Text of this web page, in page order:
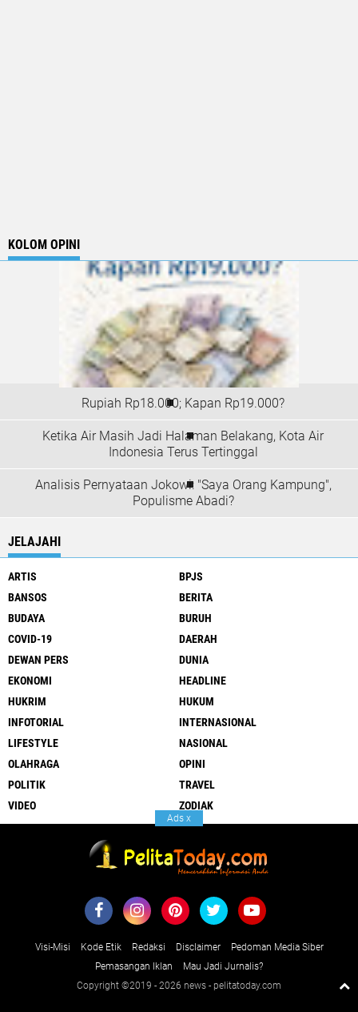
KOLOM OPINI
Rupiah Rp18.000; Kapan Rp19.000?
Ketika Air Masih Jadi Halaman Belakang, Kota Air
Indonesia Terus Tertinggal
Analisis Pernyataan Jokowi: "Saya Orang Kampung",
Populisme Abadi?
JELAJAHI
ARTIS
BPJS
BANSOS
BERITA
BUDAYA
BURUH
COVID-19
DAERAH
DEWAN PERS
DUNIA
EKONOMI
HEADLINE
HUKRIM
HUKUM
INFOTORIAL
INTERNASIONAL
LIFESTYLE
NASIONAL
OLAHRAGA
OPINI
POLITIK
TRAVEL
VIDEO
ZODIAK
Visi-Misi Kode Etik Redaksi Disclaimer
Pedoman Media Siber
Pemasangan Iklan
Mau Jadi Jurnalis?
Copyright ©2019 - 2026 news - pelitatoday.com
Ads x